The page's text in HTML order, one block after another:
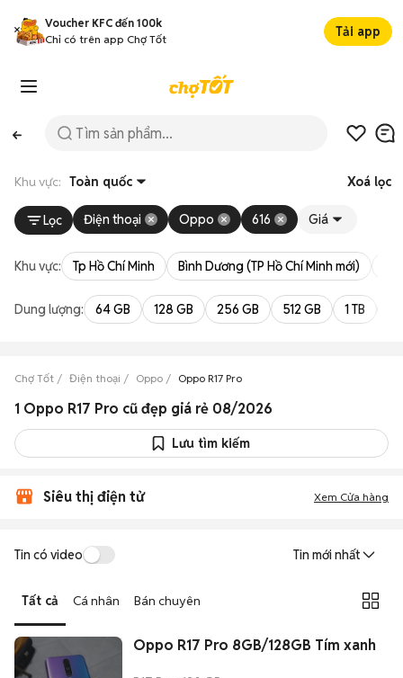
Voucher KFC đến 100k
Chỉ có trên app Chợ Tốt
Tải app
Khu vực: Toàn quốc Xoá lọc
Lọc Điện thoại Oppo 616 Giá
Khu vực: Tp Hồ Chí Minh Bình Dương (TP Hồ Chí Minh mới)
Dung lượng: 64 GB 128 GB 256 GB 512 GB 1 TB
Chợ Tốt Điện thoại Oppo Oppo R17 Pro
1 Oppo R17 Pro cũ đẹp giá rẻ 08/2026
Lưu tìm kiếm
Siêu thị điện tử Xem Cửa hàng
Tin có video Tin mới nhất
Tất cả Cá nhân Bán chuyên
Oppo R17 Pro 8GB/128GB Tím xanh